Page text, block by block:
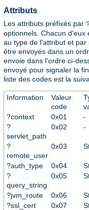
Attributs
Les attributs préfixés par
optionnels. Chacun d'eux
au type de l'attribut et
être envoyés dans un
envoie dans l'ordre ci-
envoyé pour signaler la
liste des codes est la
Information
Valeur
code
?context 0x01 -
?
servlet_path
0x02 -
?
remote_user
0x03
?auth_type 0x04
?
query_string
0x05
?jvm_route 0x06
?ssl_cert
0x07